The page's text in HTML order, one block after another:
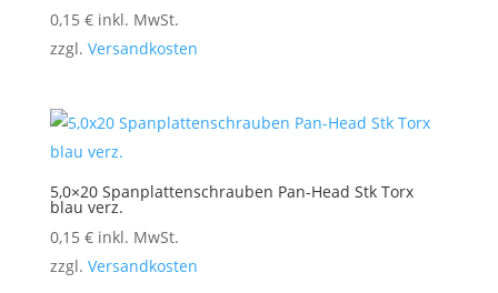
0,15 € inkl. MwSt.
zzgl. Versandkosten
5,0×20 Spanplattenschrauben Pan-Head Stk Torx
blau verz.
0,15 € inkl. MwSt.
zzgl. Versandkosten